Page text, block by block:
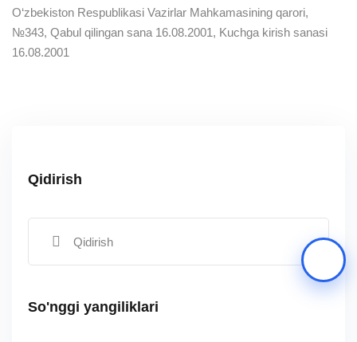
O‘zbekiston Respublikasi Vazirlar Mahkamasining qarori,
№343, Qabul qilingan sana 16.08.2001, Kuchga kirish sanasi
16.08.2001
Qidirish
So'nggi yangiliklari